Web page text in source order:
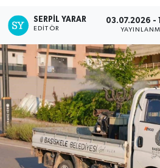
SERPİL YARAR
EDITÖR
03.07.2026 -